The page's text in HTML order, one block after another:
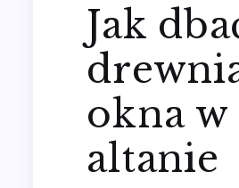
Jak
okna w
altanie